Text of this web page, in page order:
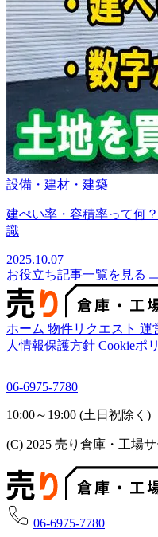
設備・建材・建築
建ぺい率・容積率って何
識
2025.10.07
お役立ち記事一覧を見る
ホーム 物件リクエスト 運
人情報保護方針 Cookieポ
06-6975-7780
10:00～19:00 (土日祝除く)
(C) 2025 売り倉庫・工場
06-6975-7780